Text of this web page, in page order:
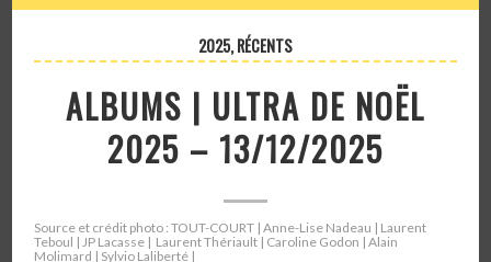
2025,RÉCENTS
ALBUMS | ULTRA DE NOËL
2025 – 13/12/2025
Source et crédit photo : TOUT-COURT | Anne-Lise Nadeau | Laurent
Teboul | JP Lacasse | Laurent Thériault | Caroline Godon | Alain
Molimard | Sylvio Laliberté |